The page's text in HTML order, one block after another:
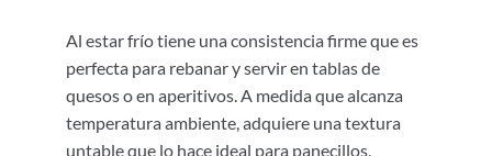
Al estar frío tiene una consistencia firme que es
perfecta para rebanar y servir en tablas de
quesos o en aperitivos. A medida que alcanza
temperatura ambiente, adquiere una textura
untable que lo hace ideal para panecillos,